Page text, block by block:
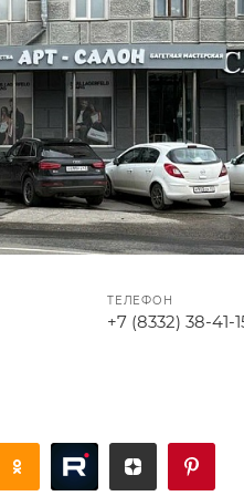
ТЕЛЕФОН
+7 (8332) 38-41-